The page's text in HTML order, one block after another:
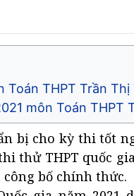
THPT Trần Thị
môn Toán THPT
bị cho kỳ thi tốt
thử THPT quốc
bố chính thức.